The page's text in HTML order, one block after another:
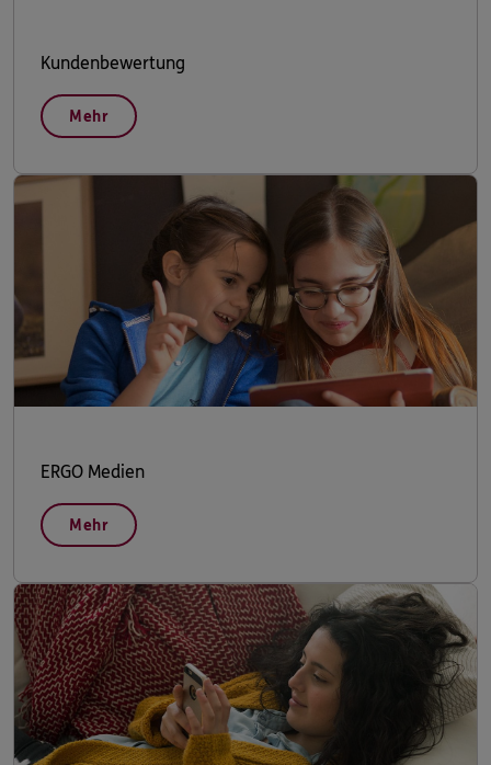
Kundenbewertung
Mehr
ERGO Medien
Mehr